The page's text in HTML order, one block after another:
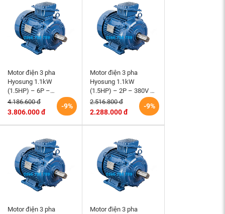
Motor điện 3 pha
Hyosung 1.1kW
(1.5HP) – 6P –
220/380V – TEFC –
90L – B3 (tốc độ 1000
-9%
4.186.600 đ
3.806.000 đ
Motor điện 3 pha
Hyosung 1.1kW
(1.5HP) – 2P – 380V –
TEFC – 80M – B3 (tốc
độ 3000 rpm) Hàn -9%
2.516.800 đ
2.288.000 đ
Motor điện 3 pha
Motor điện 3 pha